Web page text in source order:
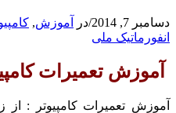
دسامبر 7, 2014 /در آموزش,
انفورماتیک ملی
آموزش تعمیرات
آموزش تعمیرات کامپیوتر : از